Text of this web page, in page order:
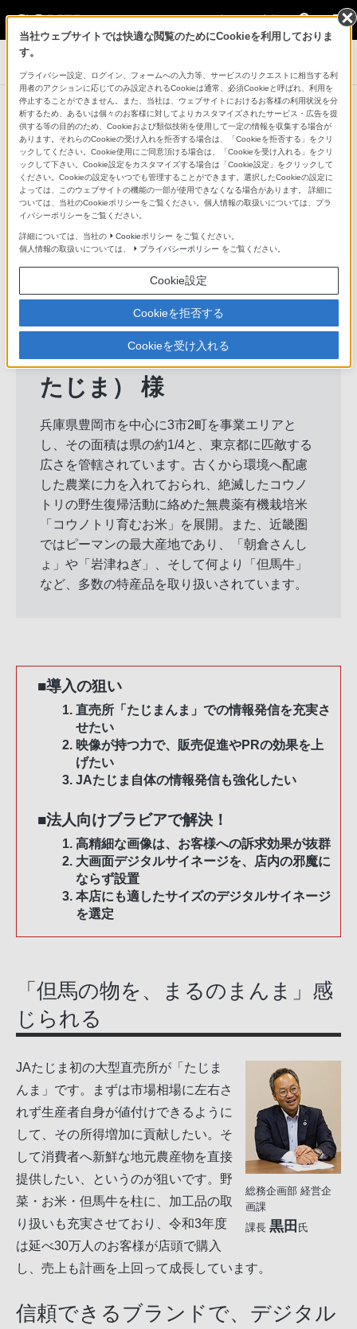
法人のお客様
業務用ディスプレイ・テレビ[法人向け] ブラビア
導入事例
美しい映像で、農産品や生産者の想
いを効果的にアピール
たじま農業協同組合（JA
たじま） 様
兵庫県豊岡市を中心に3市2町を事業エリアと
し、その面積は県の約1/4と、東京都に匹敵する
広さを管轄されています。古くから環境へ配慮
した農業に力を入れておられ、絶滅したコウノ
トリの野生復帰活動に絡めた無農薬有機栽培米
「コウノトリ育むお米」を展開。また、近畿圏
ではピーマンの最大産地であり、「朝倉さんし
ょ」や「岩津ねぎ」、そして何より「但馬牛」
など、多数の特産品を取り扱いされています。
■導入の狙い
直売所「たじまんま」での情報発信を充実さ
せたい
映像が持つ力で、販売促進やPRの効果を上
げたい
JAたじま自体の情報発信も強化したい
■法人向けブラビアで解決！
高精細な画像は、お客様への訴求効果が抜群
大画面デジタルサイネージを、店内の邪魔に
ならず設置
本店にも適したサイズのデジタルサイネージ
を選定
「但馬の物を、まるのまんま」感
じられる
総務企画部 経営企
画課
課長 黒田 氏
JAたじま初の大型直売所が「たじま
んま」です。まずは市場相場に左右さ
れず生産者自身が値付けできるように
して、その所得増加に貢献したい。そ
して消費者へ新鮮な地元農産物を直接
提供したい、というのが狙いです。野
菜・お米・但馬牛を柱に、加工品の取
り扱いも充実させており、令和3年度
は延べ30万人のお客様が店頭で購入
し、売上も計画を上回って成長しています。
信頼できるブランドで、デジタル
当社ウェブサイトでは快適な閲覧のためにCookieを利用しておりま
す。
プライバシー設定、ログイン、フォームへの入力等、サービスのリクエストに相当する利
用者のアクションに応じてのみ設定されるCookieは通常、必須Cookieと呼ばれ、利用を
停止することができません。また、当社は、ウェブサイトにおけるお客様の利用状況を分
析するため、あるいは個々のお客様に対してよりカスタマイズされたサービス・広告を提
供する等の目的のため、Cookieおよび類似技術を使用して一定の情報を収集する場合が
あります。それらのCookieの受け入れを拒否する場合は、「Cookieを拒否する」をクリ
ックしてください。Cookie使用にご同意頂ける場合は、「Cookieを受け入れる」をクリ
ックして下さい。Cookie設定をカスタマイズする場合は「Cookie設定」をクリックして
ください。Cookieの設定をいつでも管理することができます。選択したCookieの設定に
よっては、このウェブサイトの機能の一部が使用できなくなる場合があります。 詳細に
ついては、当社のCookieポリシーをご覧ください。個人情報の取扱いについては、プラ
イバシーポリシーをご覧ください。
詳細については、当社の Cookieポリシー をご覧ください。
個人情報の取扱いについては、
プライバシーポリシー をご覧ください。
Cookie設定
Cookieを拒否する
Cookieを受け入れる